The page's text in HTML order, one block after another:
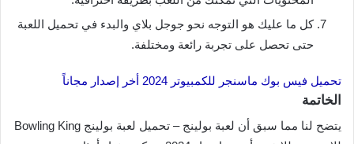
كل ما عليك هو التوجه نحو جوجل بلاي والبدء في تحميل اللعبة
حتى تحصل على تجربة رائعة ومختلفة.
تحميل فيس بوك ماسنجر للكمبيوتر 2024 أخر إصدار مجاناً
الخاتمة
يتضح لنا مما سبق أن لعبة بولينج – تحميل لعبة بولينج Bowling King